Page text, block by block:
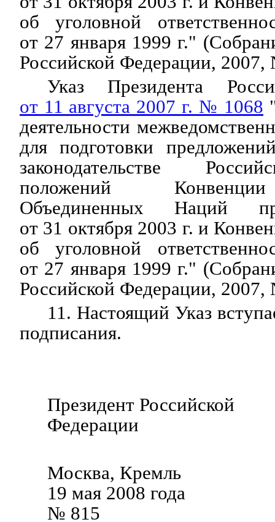
об уголовной
от 27 января 1999 г."
Российской Федерации,
Указ Президента
от 11 августа 2007 г. № 1068
деятельности
для подготовки
законодательстве
положений
Объединенных Наций
от 31 октября 2003 г. и
об уголовной
от 27 января 1999 г."
Российской Федерации,
11. Настоящий Указ
подписания.
Президент Российской
Федерации
Москва, Кремль
19 мая 2008 года
№ 815